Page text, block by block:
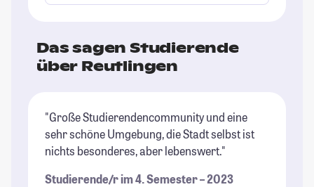
Das sagen Studierende
über Reutlingen
"Große Studierendencommunity und eine
sehr schöne Umgebung, die Stadt selbst ist
nichts besonderes, aber lebenswert."
Studierende/r im 4. Semester – 2023